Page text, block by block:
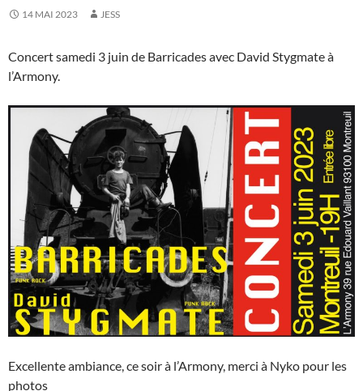
14 MAI 2023 JESS
Concert samedi 3 juin de Barricades avec David Stygmate à
l’Armony.
Excellente ambiance, ce soir à l’Armony, merci à Nyko pour les
photos